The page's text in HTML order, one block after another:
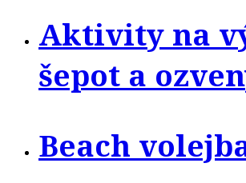
Aktivity na
šepot a
Beach